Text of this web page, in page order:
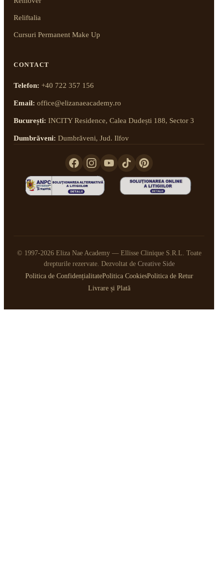
Reliftalia
Cursuri Permanent Make Up
CONTACT
Telefon: +40 722 357 156
Email: office@elizanaeacademy.ro
București: INCITY Residence, Calea Dudești 188, Sector 3
Dumbrăveni: Dumbrăveni, Jud. Ilfov
© 1997-2026 Eliza Nae Academy — Ellisse Clinique S.R.L. Toate
drepturile rezervate. Dezvoltat de Creative Side
Politica de ConfidențialitatePolitica CookiesPolitica de Retur
Livrare și Plată